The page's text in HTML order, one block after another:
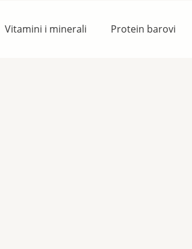
Vitamini i minerali Protein barovi